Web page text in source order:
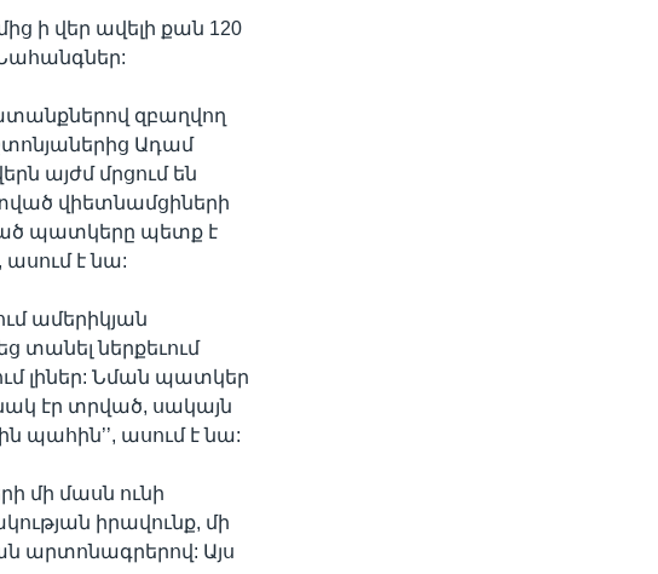
ի վեր ավելի քան 120
զբաղվող
Ադամ
այժմ մրցում են
վիետնամցիների
պատկերը պետք է
է նա:
ամերիկյան
տանել ներքեւում
լիներ: Նման պատկեր
էր տրված, սակայն
պահին’’, ասում է նա:
մի մասն ունի
իրավունք, մի
արտոնագրերով: Այս